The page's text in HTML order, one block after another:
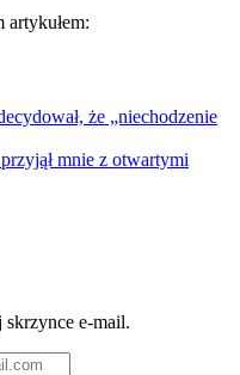
artykułem:
że „niechodzenie
mnie z otwartymi
e-mail.